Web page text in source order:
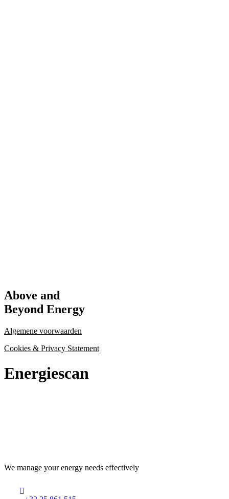
Above and
Beyond Energy
Algemene voorwaarden
Cookies & Privacy Statement
Energiescan
We manage your energy needs effectively